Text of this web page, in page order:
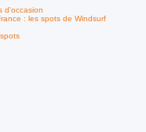
d'occasion
: les spots de Windsurf